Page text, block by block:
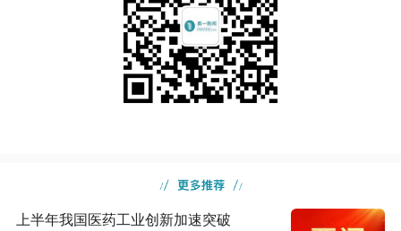
上半年我国医药工业创新加速突破